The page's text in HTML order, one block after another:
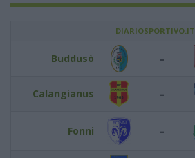
DIARIOSPORTIVO.IT
Buddusò -
Calangianus -
Fonni -